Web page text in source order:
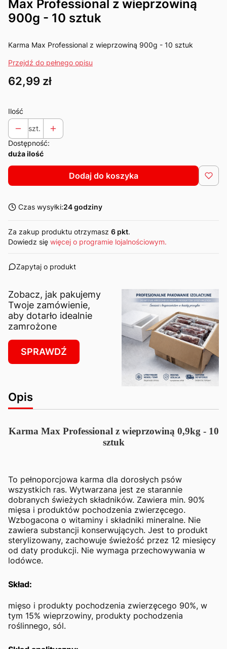
Max Professional z wieprzowiną
900g - 10 sztuk
Karma Max Professional z wieprzowiną 900g - 10 sztuk
Przejdź do pełnego opisu
Cena
62,99 zł
Ilość
szt.
Dostępność:
duża ilość
Dodaj do koszyka
Czas wysyłki:24 godziny
Za zakup produktu otrzymasz 6 pkt.
Dowiedz się więcej o programie lojalnościowym.
Zapytaj o produkt
Zobacz, jak pakujemy
Twoje zamówienie,
aby dotarło idealnie
zamrożone
SPRAWDŹ
Opis
Karma Max Professional z wieprzowiną 0,9kg - 10
sztuk
To pełnoporcjowa karma dla dorosłych psów
wszystkich ras. Wytwarzana jest ze starannie
dobranych świeżych składników. Zawiera min. 90%
mięsa i produktów pochodzenia zwierzęcego.
Wzbogacona o witaminy i składniki mineralne. Nie
zawiera substancji konserwujących. Jest to produkt
sterylizowany, zachowuje świeżość przez 12 miesięcy
od daty produkcji. Nie wymaga przechowywania w
lodówce.
Skład:
mięso i produkty pochodzenia zwierzęcego 90%, w
tym 15% wieprzowiny, produkty pochodzenia
roślinnego, sól.